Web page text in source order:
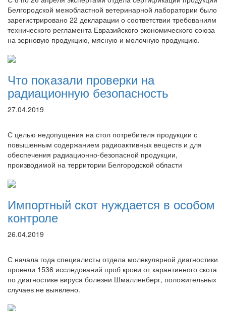
Белгородской межобластной ветеринарной лаборатории было
зарегистрировано 22 декларации о соответствии требованиям
технического регламента Евразийского экономического союза
на зерновую продукцию, мясную и молочную продукцию.
Что показали проверки на
радиационную безопасность
27.04.2019
С целью недопущения на стол потребителя продукции с
повышенным содержанием радиоактивных веществ и для
обеспечения радиационно-безопасной продукции,
производимой на территории Белгородской области
Импортный скот нуждается в особом
контроле
26.04.2019
С начала года специалисты отдела молекулярной диагностики
провели 1536 исследований проб крови от карантинного скота
по диагностике вируса болезни Шмалленберг, положительных
случаев не выявлено.